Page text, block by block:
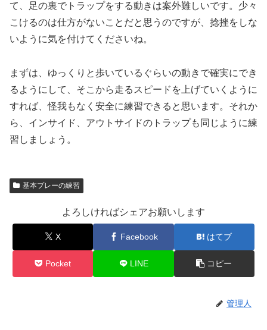
て、足の裏でトラップをする動きは案外難しいです。少々
こけるのは仕方がないことだと思うのですが、捻挫をしな
いように気を付けてくださいね。
まずは、ゆっくりと歩いているぐらいの動きで確実にでき
るようにして、そこから走るスピードを上げていくように
すれば、怪我もなく安全に練習できると思います。それか
ら、インサイド、アウトサイドのトラップも同じように練
習しましょう。
基本プレーの練習
よろしければシェアお願いします
X Facebook はてブ
Pocket LINE コピー
管理人